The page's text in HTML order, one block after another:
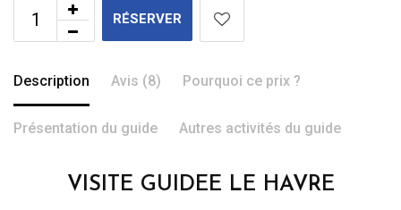
RÉSERVER
Description Avis (8) Pourquoi ce prix ?
Présentation du guide Autres activités du guide
VISITE GUIDEE LE HAVRE